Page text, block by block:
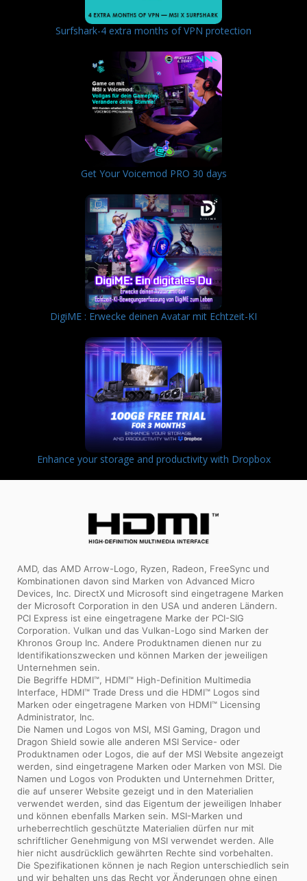
Surfshark-4 extra months of VPN protection
Get Your Voicemod PRO 30 days
DigiME : Erwecke deinen Avatar mit Echtzeit-KI
Enhance your storage and productivity with Dropbox
AMD, das AMD Arrow-Logo, Ryzen, Radeon, FreeSync und
Kombinationen davon sind Marken von Advanced Micro
Devices, Inc. DirectX und Microsoft sind eingetragene Marken
der Microsoft Corporation in den USA und anderen Ländern.
PCI Express ist eine eingetragene Marke der PCI-SIG
Corporation. Vulkan und das Vulkan-Logo sind Marken der
Khronos Group Inc. Andere Produktnamen dienen nur zu
Identifikationszwecken und können Marken der jeweiligen
Unternehmen sein.
Die Begriffe HDMI™, HDMI™ High-Definition Multimedia
Interface, HDMI™ Trade Dress und die HDMI™ Logos sind
Marken oder eingetragene Marken von HDMI™ Licensing
Administrator, Inc.
Die Namen und Logos von MSI, MSI Gaming, Dragon und
Dragon Shield sowie alle anderen MSI Service- oder
Produktnamen oder Logos, die auf der MSI Website angezeigt
werden, sind eingetragene Marken oder Marken von MSI. Die
Namen und Logos von Produkten und Unternehmen Dritter,
die auf unserer Website gezeigt und in den Materialien
verwendet werden, sind das Eigentum der jeweiligen Inhaber
und können ebenfalls Marken sein. MSI-Marken und
urheberrechtlich geschützte Materialien dürfen nur mit
schriftlicher Genehmigung von MSI verwendet werden. Alle
hier nicht ausdrücklich gewährten Rechte sind vorbehalten.
Die Spezifikationen können je nach Region unterschiedlich sein
und wir behalten uns das Recht vor Änderungen ohne einen